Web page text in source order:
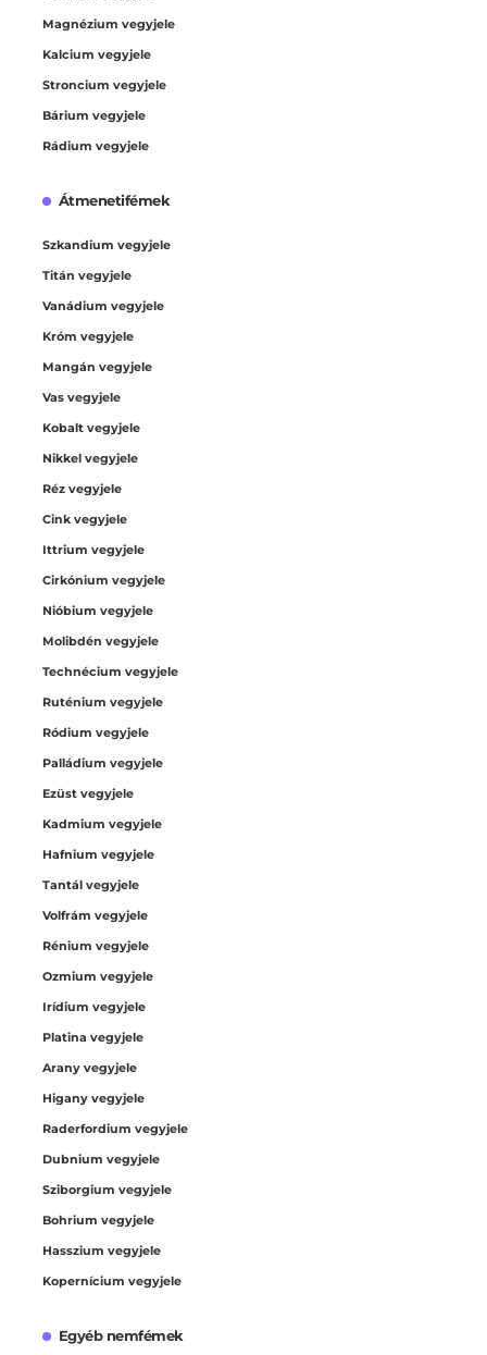
Magnézium vegyjele
Kalcium vegyjele
Stroncium vegyjele
Bárium vegyjele
Rádium vegyjele
Átmenetifémek
Szkandium vegyjele
Titán vegyjele
Vanádium vegyjele
Króm vegyjele
Mangán vegyjele
Vas vegyjele
Kobalt vegyjele
Nikkel vegyjele
Réz vegyjele
Cink vegyjele
Ittrium vegyjele
Cirkónium vegyjele
Nióbium vegyjele
Molibdén vegyjele
Technécium vegyjele
Ruténium vegyjele
Ródium vegyjele
Palládium vegyjele
Ezüst vegyjele
Kadmium vegyjele
Hafnium vegyjele
Tantál vegyjele
Volfrám vegyjele
Rénium vegyjele
Ozmium vegyjele
Irídium vegyjele
Platina vegyjele
Arany vegyjele
Higany vegyjele
Raderfordium vegyjele
Dubnium vegyjele
Sziborgium vegyjele
Bohrium vegyjele
Hasszium vegyjele
Kopernícium vegyjele
Egyéb nemfémek